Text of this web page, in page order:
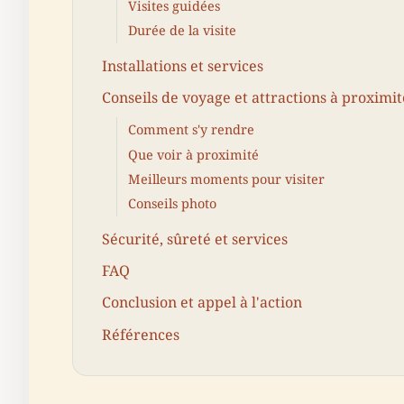
Visites guidées
Durée de la visite
Installations et services
Conseils de voyage et attractions à
Comment s'y rendre
Que voir à proximité
Meilleurs moments pour visiter
Conseils photo
Sécurité, sûreté et services
FAQ
Conclusion et appel à l'action
Références